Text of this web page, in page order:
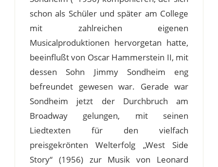
schon als Schüler und später am College
mit zahlreichen eigenen
Musicalproduktionen hervorgetan hatte,
beeinflußt von Oscar Hammerstein II, mit
dessen Sohn Jimmy Sondheim eng
befreundet gewesen war. Gerade war
Sondheim jetzt der Durchbruch am
Broadway gelungen, mit seinen
Liedtexten für den vielfach
preisgekrönten Welterfolg „West Side
Story“ (1956) zur Musik von Leonard